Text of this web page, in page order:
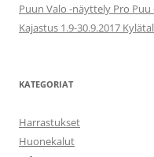
Puun Valo -näyttely Pro Puu
Kajastus 1.9-30.9.2017
KATEGORIAT
Harrastukset
Huonekalut